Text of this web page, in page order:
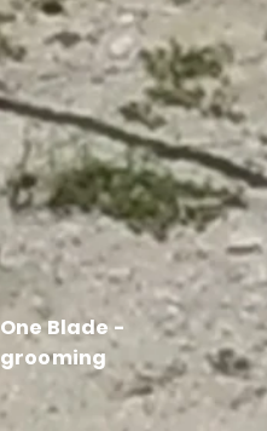
One Blade -
grooming